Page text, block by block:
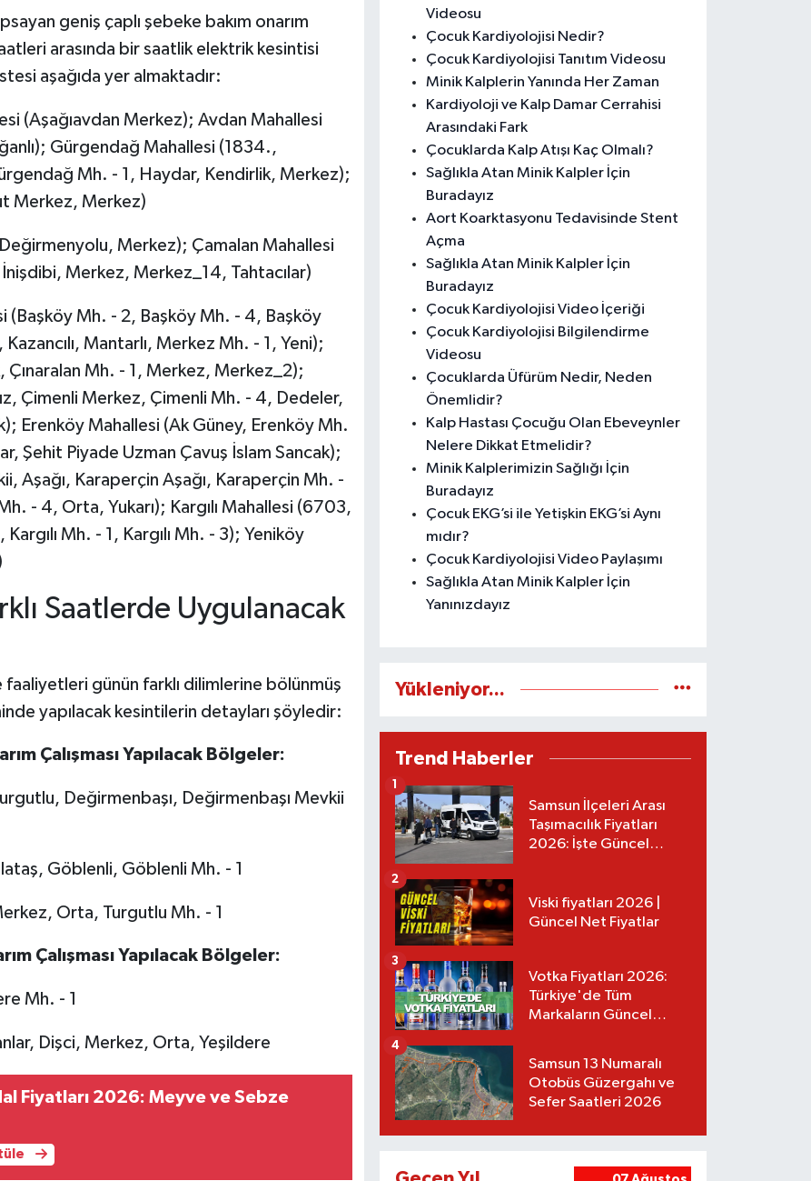
geniş çaplı şebeke bakım onarım
arasında bir saatlik elektrik kesintisi
aşağıda yer almaktadır:
(Aşağıavdan Merkez); Avdan Mahallesi
Gürgendağ Mahallesi (1834.,
Mh. - 1, Haydar, Kendirlik, Merkez);
Merkez, Merkez)
Merkez); Çamalan Mahallesi
Merkez, Merkez_14, Tahtacılar)
(Başköy Mh. - 2, Başköy Mh. - 4, Başköy
Mantarlı, Merkez Mh. - 1, Yeni);
Çınaralan Mh. - 1, Merkez, Merkez_2);
Çimenli Merkez, Çimenli Mh. - 4, Dedeler,
Erenköy Mahallesi (Ak Güney, Erenköy Mh.
Şehit Piyade Uzman Çavuş İslam Sancak);
Aşağı, Karaperçin Aşağı, Karaperçin Mh. -
- 4, Orta, Yukarı); Kargılı Mahallesi (6703,
Mh. - 1, Kargılı Mh. - 3); Yeniköy
Saatlerde Uygulanacak
günün farklı dilimlerine bölünmüş
yapılacak kesintilerin detayları şöyledir:
Çalışması Yapılacak Bölgeler:
Değirmenbaşı, Değirmenbaşı Mevkii
Göblenli, Göblenli Mh. - 1
Orta, Turgutlu Mh. - 1
Çalışması Yapılacak Bölgeler:
Mh. - 1
Dişci, Merkez, Orta, Yeşildere
Fiyatları 2026: Meyve ve Sebze
Videosu
Çocuk Kardiyolojisi Nedir?
Çocuk Kardiyolojisi Tanıtım Videosu
Minik Kalplerin Yanında Her Zaman
Kardiyoloji ve Kalp Damar Cerrahisi
Arasındaki Fark
Çocuklarda Kalp Atışı Kaç Olmalı?
Sağlıkla Atan Minik Kalpler İçin
Buradayız
Aort Koarktasyonu Tedavisinde Stent
Açma
Sağlıkla Atan Minik Kalpler İçin
Buradayız
Çocuk Kardiyolojisi Video İçeriği
Çocuk Kardiyolojisi Bilgilendirme
Videosu
Çocuklarda Üfürüm Nedir, Neden
Önemlidir?
Kalp Hastası Çocuğu Olan Ebeveynler
Nelere Dikkat Etmelidir?
Minik Kalplerimizin Sağlığı İçin
Buradayız
Çocuk EKG’si ile Yetişkin EKG’si Aynı
mıdır?
Çocuk Kardiyolojisi Video Paylaşımı
Sağlıkla Atan Minik Kalpler İçin
Yanınızdayız
Yükleniyor...
Trend Haberler
Samsun İlçeleri Arası
Taşımacılık Fiyatları
2026: İşte Güncel
1
Viski fiyatları 2026 |
Güncel Net Fiyatlar
2
Votka Fiyatları 2026:
Türkiye'de Tüm
Markaların Güncel
3
Samsun 13 Numaralı
Otobüs Güzergahı ve
Sefer Saatleri 2026
4